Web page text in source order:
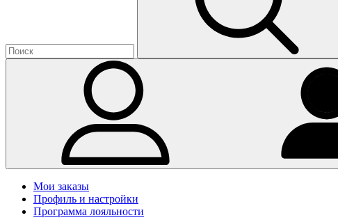
Мои заказы
Профиль и настройки
Программа лояльности